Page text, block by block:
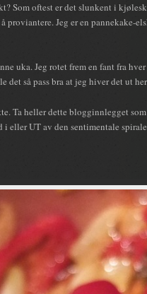
Som oftest er det slunkent i
proviantere. Jeg er en pannekake-
uka. Jeg rotet frem en fant fra
det så pass bra at jeg hiver det ut
Ta heller dette blogginnlegget
i eller UT av den sentimentale